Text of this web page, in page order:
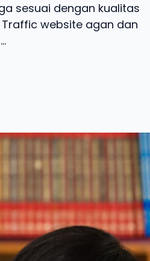
sesuai dengan kualitas
website agan dan